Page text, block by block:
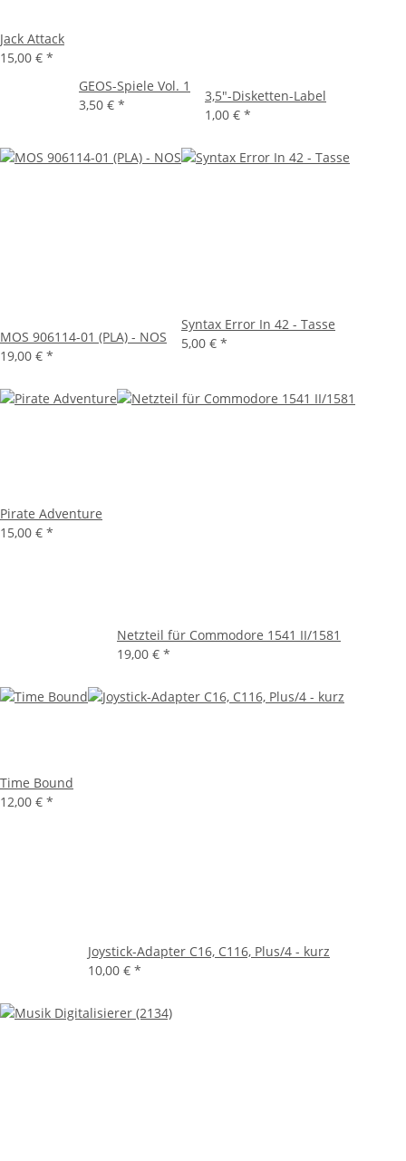
Jack Attack
15,00 € *
GEOS-Spiele Vol. 1
3,50 € *
3,5"-Disketten-Label
1,00 € *
MOS 906114-01 (PLA) - NOS
19,00 € *
Syntax Error In 42 - Tasse
5,00 € *
Pirate Adventure
15,00 € *
Netzteil für Commodore 1541 II/1581
19,00 € *
Time Bound
12,00 € *
Joystick-Adapter C16, C116, Plus/4 - kurz
10,00 € *